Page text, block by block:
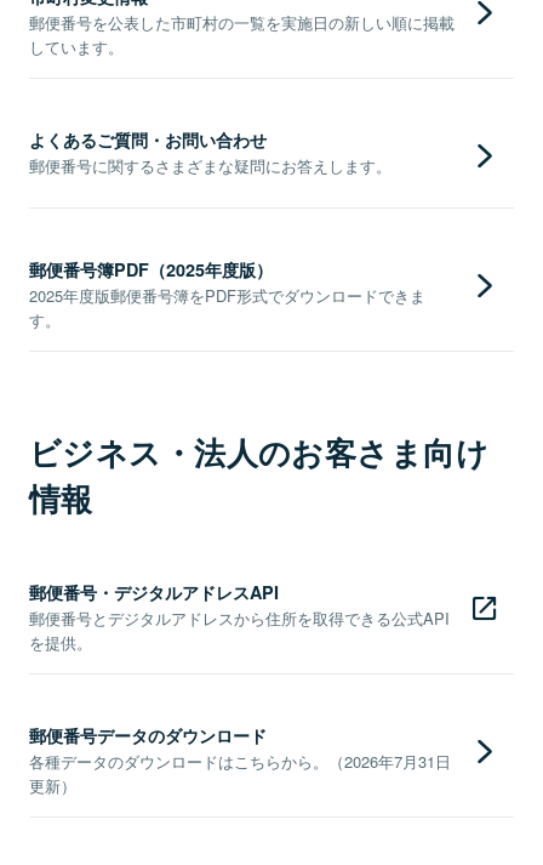
郵便番号を公表した市町村の一覧を実施日の新しい順に掲載
しています。
よくあるご質問・お問い合わせ
郵便番号に関するさまざまな疑問にお答えします。
郵便番号簿PDF（2025年度版）
2025年度版郵便番号簿をPDF形式でダウンロードできま
す。
ビジネス・法人のお客さま向け
情報
郵便番号・デジタルアドレスAPI
郵便番号とデジタルアドレスから住所を取得できる公式API
を提供。
郵便番号データのダウンロード
各種データのダウンロードはこちらから。（2026年7月31日
更新）